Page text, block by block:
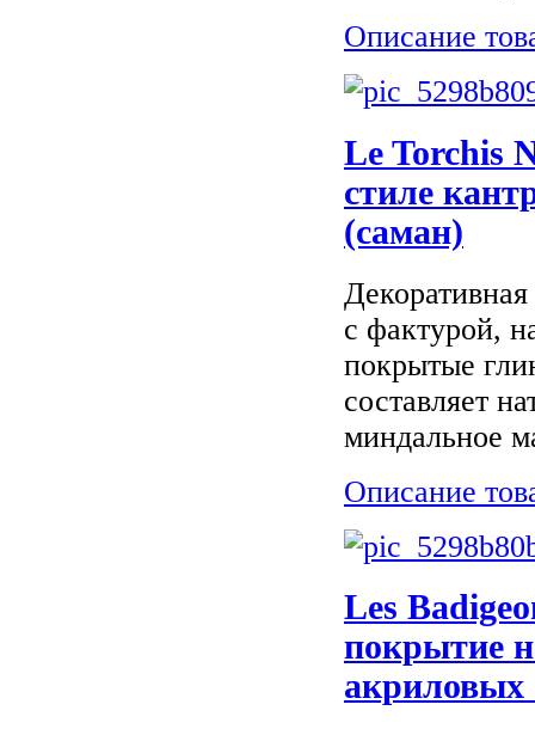
Описание
Le Torchis
стиле
(саман)
с фактурой,
покрытые
составляет
миндальное
Описание
Les
покрытие
акриловых